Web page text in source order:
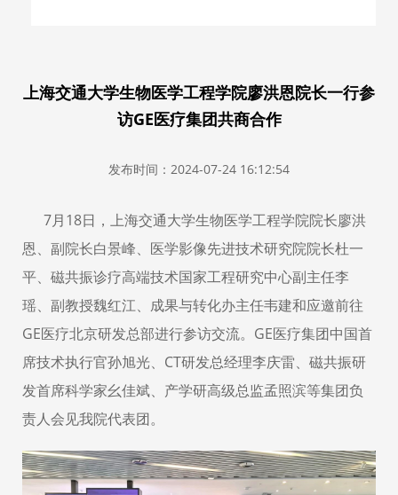
上海交通大学生物医学工程学院廖洪恩院长一行参
访GE医疗集团共商合作
发布时间：2024-07-24 16:12:54
7月18日，上海交通大学生物医学工程学院院长廖洪
恩、副院长白景峰、医学影像先进技术研究院院长杜一
平、磁共振诊疗高端技术国家工程研究中心副主任李
瑶、副教授魏红江、成果与转化办主任韦建和应邀前往
GE医疗北京研发总部进行参访交流。GE医疗集团中国首
席技术执行官孙旭光、CT研发总经理李庆雷、磁共振研
发首席科学家幺佳斌、产学研高级总监孟照滨等集团负
责人会见我院代表团。